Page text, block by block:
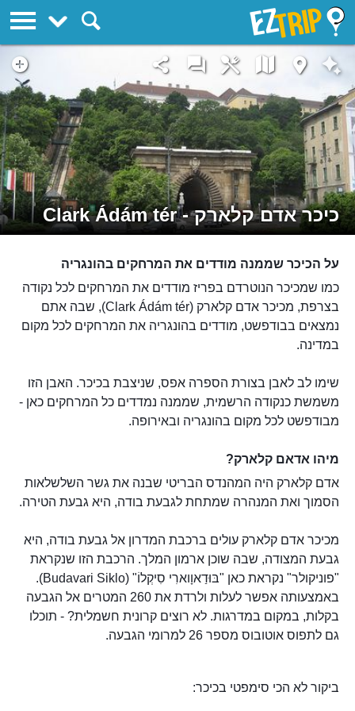
כיכר אדם קלארק - Clark Ádám tér
על הכיכר שממנה מודדים את המרחקים בהונגריה
כמו שמכיכר הנוטרדם בפריז מודדים את המרחקים לכל נקודה
בצרפת, מכיכר אדם קלארק (Clark Ádám tér), שבה אתם
נמצאים בבודפשט, מודדים בהונגריה את המרחקים לכל מקום
במדינה.
שימו לב לאבן בצורת הספרה אפס, שניצבת בכיכר. האבן הזו
משמשת כנקודה הרשמית, שממנה נמדדים כל המרחקים כאן -
מבודפשט לכל מקום בהונגריה ובאירופה.
מיהו אדאם קלארק?
אדם קלארק היה המהנדס הבריטי שבנה את גשר השלשלאות
הסמוך ואת המנהרה שמתחת לגבעת בודה, היא גבעת הטירה.
מכיכר אדם קלארק עולים ברכבת המדרון אל גבעת בודה, היא
גבעת המצודה, שבה שוכן ארמון המלך. הרכבת הזו שנקראת
"פוניקולר" נקראת כאן "בּוּדַאוָוארִי סִיקְלוֹ" (Budavari Siklo).
באמצעותה אפשר לעלות ולרדת את 260 המטרים אל הגבעה
בקלות, במקום במדרגות. לא רוצים קרונית חשמלית? - תוכלו
גם לתפוס אוטובוס מספר 26 למרומי הגבעה.
ביקור לא הכי סימפטי בכיכר:
EZTrip